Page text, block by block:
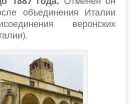
объединения Италии
веронских